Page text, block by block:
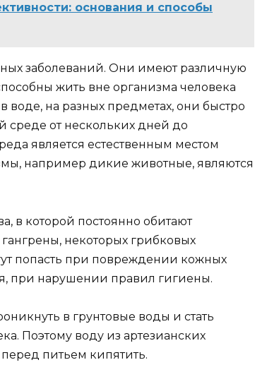
основания и способы
заболеваний. Они имеют различную
жить вне организма человека
воде, на разных предметах, они быстро
среде от нескольких дней до
является естественным местом
например дикие животные, являются
в которой постоянно обитают
гангрены, некоторых грибковых
попасть при повреждении кожных
при нарушении правил гигиены.
в грунтовые воды и стать
Поэтому воду из артезианских
питьем кипятить.